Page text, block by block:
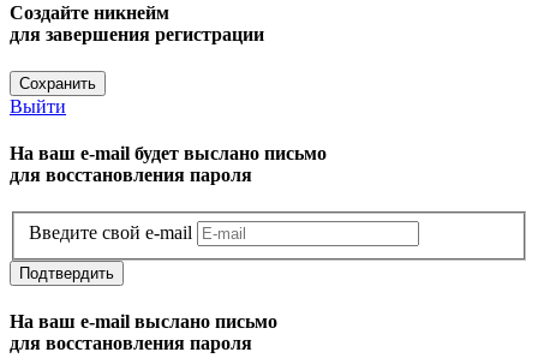
Создайте никнейм
для завершения регистрации
Сохранить
Выйти
На ваш e-mail будет выслано письмо
для восстановления пароля
Введите свой e-mail
Подтвердить
На ваш e-mail выслано письмо
для восстановления пароля